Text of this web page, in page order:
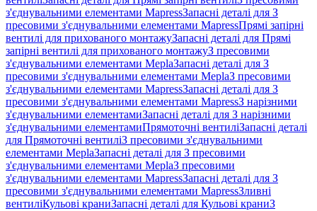
з'єднувальними елементами MapressЗапасні деталі для З
пресовими з'єднувальними елементами MapressПрямі запірні
вентилі для прихованого монтажуЗапасні деталі для Прямі
запірні вентилі для прихованого монтажуЗ пресовими
з'єднувальними елементами MeplaЗапасні деталі для З
пресовими з'єднувальними елементами MeplaЗ пресовими
з'єднувальними елементами MapressЗапасні деталі для З
пресовими з'єднувальними елементами MapressЗ нарізними
з'єднувальними елементамиЗапасні деталі для З нарізними
з'єднувальними елементамиПрямоточні вентиліЗапасні деталі
для Прямоточні вентиліЗ пресовими з'єднувальними
елементами MeplaЗапасні деталі для З пресовими
з'єднувальними елементами MeplaЗ пресовими
з'єднувальними елементами MapressЗапасні деталі для З
пресовими з'єднувальними елементами MapressЗливні
вентиліКульові краниЗапасні деталі для Кульові краниЗ